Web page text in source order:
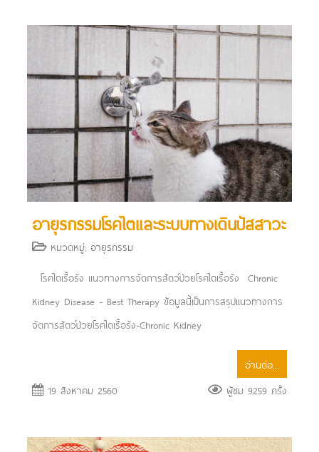
อายุรกรรมโรคไตและระบบทางเดินปัสสาวะ
หมวดหมู่: อายุรกรรม
โรคไตเรื้อรัง แนวทางการจัดการสัตว์ป่วยโรคไตเรื้อรัง Chronic
Kidney Disease - Best Therapy ข้อมูลนี้เป็นการสรุปแนวทางการ
จัดการสัตว์ป่วยโรคไตเรื้อรัง-Chronic Kidney
อ่านต่อ...
19 สิงหาคม 2560
ผู้ชม 9259 ครั้ง